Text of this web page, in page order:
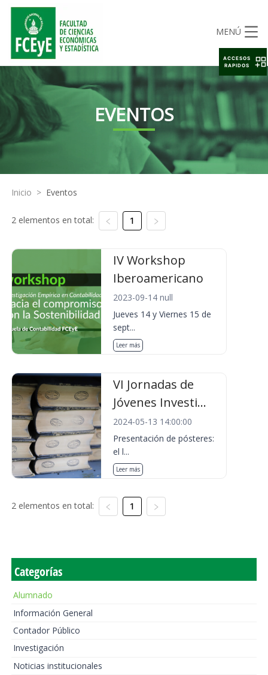
MENÚ
EVENTOS
Inicio > Eventos
2 elementos en total: 1
IV Workshop
Iberoamericano
2023-09-14 null
Jueves 14 y Viernes 15 de
sept...
Leer más
VI Jornadas de
Jóvenes Investi...
2024-05-13 14:00:00
Presentación de pósteres:
el l...
Leer más
2 elementos en total: 1
Categorías
Alumnado
Información General
Contador Público
Investigación
Noticias institucionales
ACCESOS
RAPIDOS